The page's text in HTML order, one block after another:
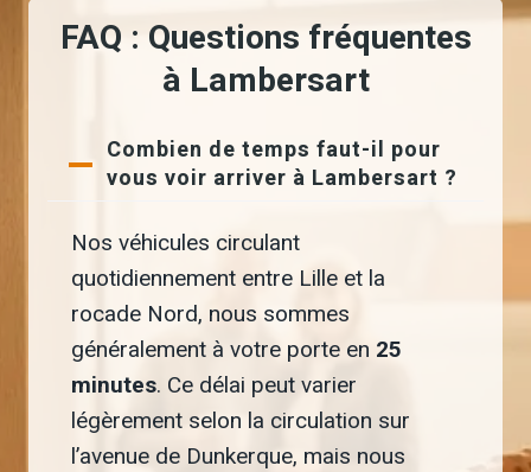
FAQ : Questions fréquentes
à Lambersart
Combien de temps faut-il pour
vous voir arriver à Lambersart ?
Nos véhicules circulant
quotidiennement entre Lille et la
rocade Nord, nous sommes
généralement à votre porte en 25
minutes. Ce délai peut varier
légèrement selon la circulation sur
l’avenue de Dunkerque, mais nous